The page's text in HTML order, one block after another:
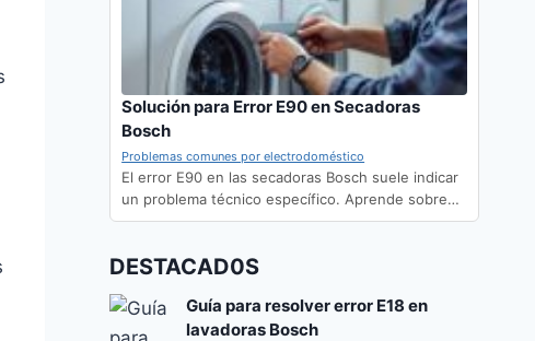
Solución para Error E90 en Secadoras
Bosch
Problemas comunes por electrodoméstico
El error E90 en las secadoras Bosch suele indicar
un problema técnico específico. Aprende sobre…
DESTACAD0S
Guía para resolver error E18 en
lavadoras Bosch